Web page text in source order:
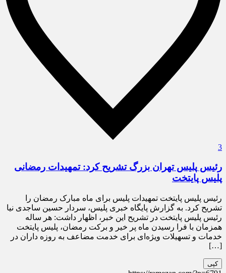
3
رئیس پلیس تهران بزرگ تشریح کرد: تمهیدات رمضانی
پلیس پایتخت
رئیس پلیس پایتخت تمهیدات پلیس برای ماه مبارک رمضان را
تشریح کرد. به گزارش پایگاه خبری پلیس، سردار حسین ساجدی نیا
رئیس پلیس پایتخت در تشریح این خبر، اظهار داشت: هر ساله
همزمان با فرا رسیدن ماه پر خیر و برکت رمضان، پلیس پایتخت
خدمات و تسهیلات ویژه‌ای برای خدمت مضاعف به روزه داران در
[…]
کپی